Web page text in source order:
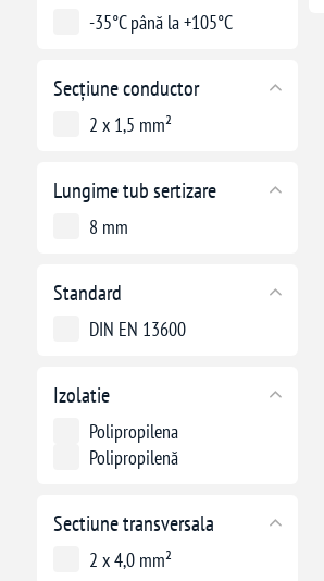
-35°C până la +105°C
Secțiune conductor
2 x 1,5 mm²
Lungime tub sertizare
8 mm
Standard
DIN EN 13600
Izolatie
Polipropilena
Polipropilenă
Sectiune transversala
2 x 4,0 mm²